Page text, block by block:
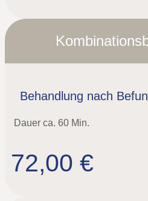
Behandlung nach
Dauer ca. 60 Min.
72,00 €